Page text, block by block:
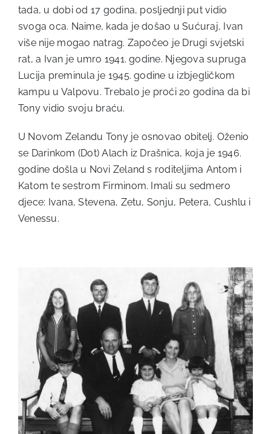
tada, u dobi od 17 godina, posljednji put vidio
svoga oca. Naime, kada je došao u Sućuraj, Ivan
više nije mogao natrag. Započeo je Drugi svjetski
rat, a Ivan je umro 1941. godine. Njegova supruga
Lucija preminula je 1945. godine u izbjegličkom
kampu u Valpovu. Trebalo je proći 20 godina da bi
Tony vidio svoju braću.
U Novom Zelandu Tony je osnovao obitelj. Oženio
se Darinkom (Dot) Alach iz Drašnica, koja je 1946.
godine došla u Novi Zeland s roditeljima Antom i
Katom te sestrom Firminom. Imali su sedmero
djece: Ivana, Stevena, Zetu, Sonju, Petera, Cushlu i
Venessu.